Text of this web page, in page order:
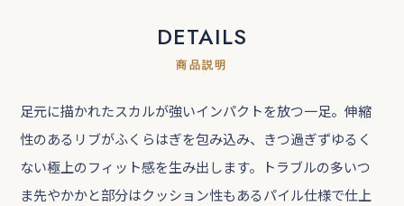
DETAILS
商品説明
足元に描かれたスカルが強いインパクトを放つ一足。伸縮
性のあるリブがふくらはぎを包み込み、きつ過ぎずゆるく
ない極上のフィット感を生み出します。トラブルの多いつ
ま先やかかと部分はクッション性もあるパイル仕様で仕上